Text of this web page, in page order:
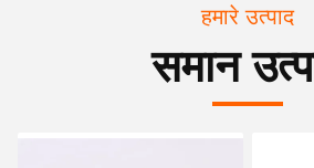
हमारे उत्पाद
समान